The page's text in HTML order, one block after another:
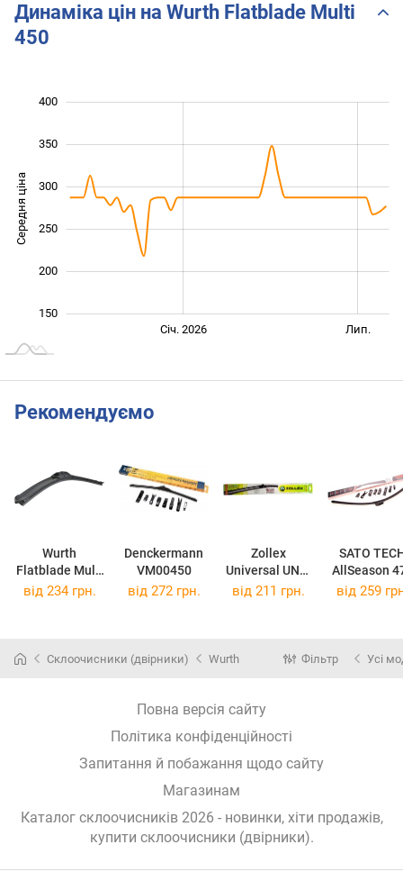
Динаміка цін на Wurth Flatblade Multi
450
Середня ціна
150
200
250
300
350
400
Січ. 2026 Лип.
Рекомендуємо
Wurth
Flatblade Multi
470
Denckermann
VM00450
Zollex
Universal UN9-
430
SATO
AllSeason
від 234 грн. від 272 грн. від 211 грн. від 259
Склоочисники (двірники) Wurth Фільтр Усі
Повна версія сайту
Політика конфіденційності
Запитання й побажання щодо сайту
Магазинам
Каталог склоочисників 2026 - новинки, хіти продажів,
купити склоочисники (двірники).